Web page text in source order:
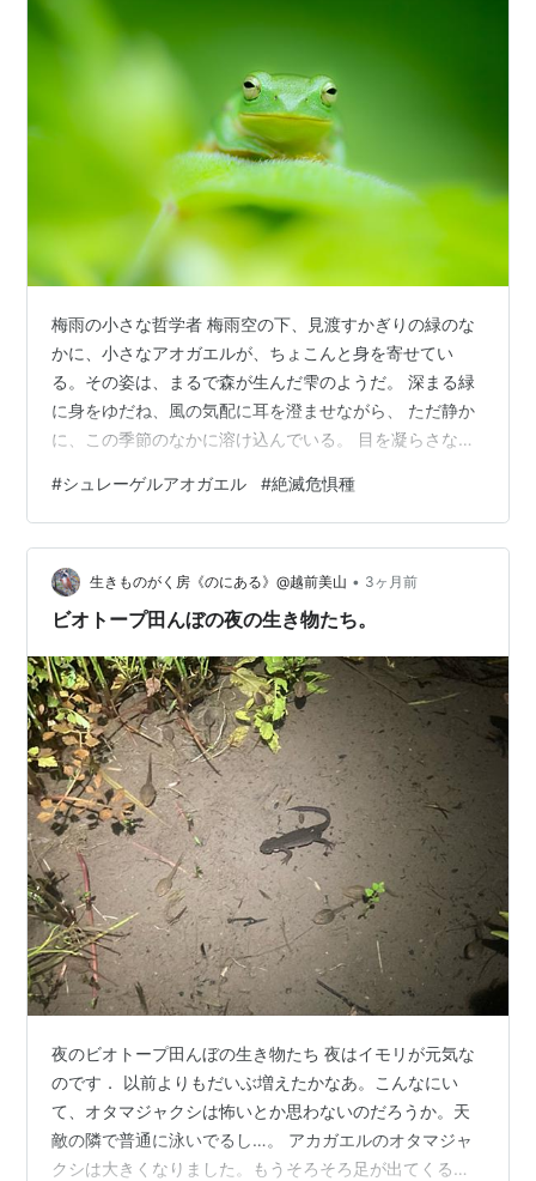
梅雨の小さな哲学者 梅雨空の下、見渡すかぎりの緑のな
かに、小さなアオガエルが、ちょこんと身を寄せてい
る。その姿は、まるで森が生んだ雫のようだ。 深まる緑
に身をゆだね、風の気配に耳を澄ませながら、 ただ静か
に、この季節のなかに溶け込んでいる。 目を凝らさなけ
月の風景は、いっそう豊かに見えてくる。 梅雨の庭に
は、小さな哲学者が今日も静かにたたずんでいる。 シュ
レーゲルアオガエル Zhangixalus schlegelii(Günther,
1858)は、アオガエル科（Family Rhacophoridae）アオ
ガエル属（Genus Zhangi…
#シュレーゲルアオガエル #絶滅危惧種
生きものがく房《のにある》@越前美山 • 3ヶ月前
ビオトープ田んぼの夜の生き物たち。
夜のビオトープ田んぼの生き物たち 夜はイモリが元気な
のです． 以前よりもだいぶ増えたかなあ。こんなにい
て、オタマジャクシは怖いとか思わないのだろうか。天
敵の隣で普通に泳いでるし…。 アカガエルのオタマジャ
クシは大きくなりました。もうそろそろ足が出てくる時